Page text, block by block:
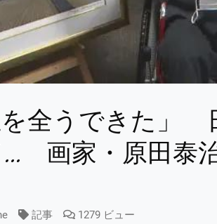
全うできた」
画家・原田泰
記事 1279 ビュー